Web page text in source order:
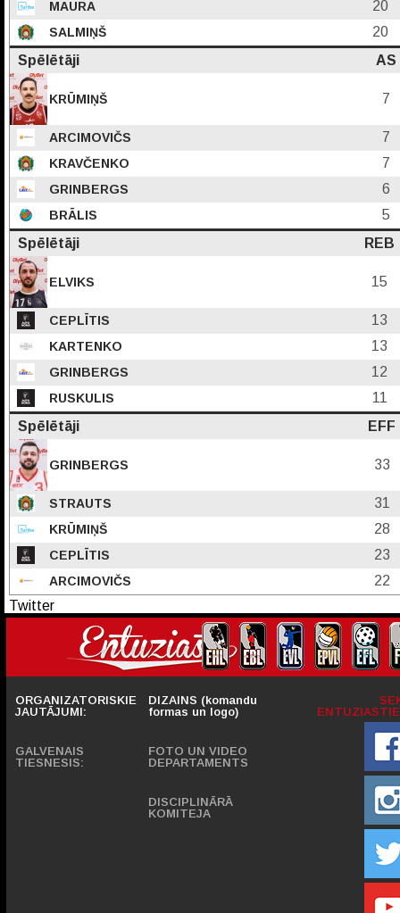
MAURA 20
SALMIŅŠ
20
Spēlētāji
AS
KRŪMIŅŠ 7
ARCIMOVIČS 7
KRAVČENKO 7
GRINBERGS 6
BRĀLIS
5
Spēlētāji
REB
ELVIKS 15
CEPLĪTIS 13
KARTENKO 13
GRINBERGS 12
RUSKULIS
11
Spēlētāji
EFF
GRINBERGS 33
STRAUTS 31
KRŪMIŅŠ 28
CEPLĪTIS 23
ARCIMOVIČS
22
Twitter
ORGANIZATORISKIE
JAUTĀJUMI:
GALVENAIS
TIESNESIS:
DIZAINS (komandu
formas un logo)
FOTO UN VIDEO
DEPARTAMENTS
DISCIPLINĀRĀ
KOMITEJA